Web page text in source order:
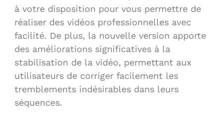
à votre disposition pour vous permettre de
réaliser des vidéos professionnelles avec
facilité. De plus, la nouvelle version apporte
des améliorations significatives à la
stabilisation de la vidéo, permettant aux
utilisateurs de corriger facilement les
tremblements indésirables dans leurs
séquences.